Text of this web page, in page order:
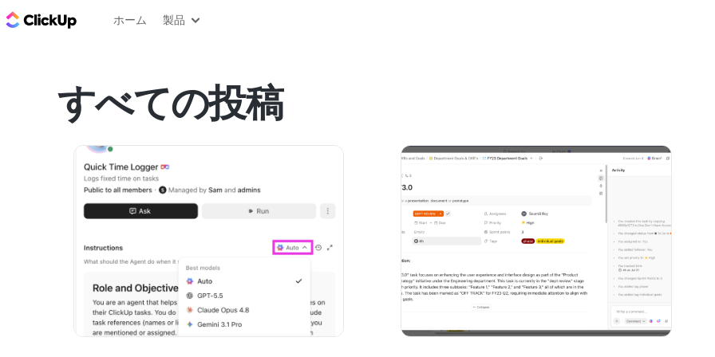
ClickUp ブログ
ホーム 製品
すべての投稿